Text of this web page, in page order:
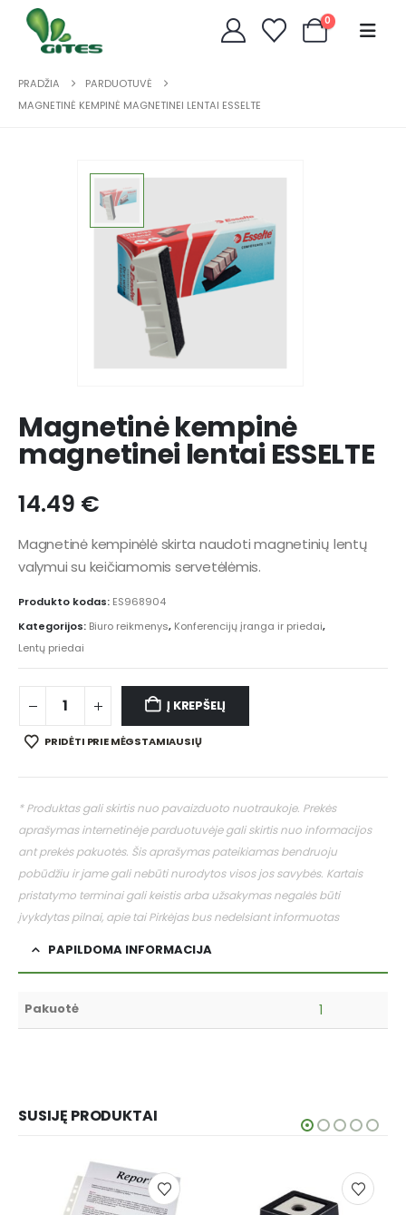
0
PRADŽIA
PARDUOTUVĖ
MAGNETINĖ KEMPINĖ MAGNETINEI LENTAI ESSELTE
Magnetinė kempinė
magnetinei lentai ESSELTE
14.49 €
Magnetinė kempinėlė skirta naudoti magnetinių lentų
valymui su keičiamomis servetėlėmis.
Produkto kodas: ES968904
Kategorijos: Biuro reikmenys, Konferencijų įranga ir priedai,
Lentų priedai
Į KREPŠELĮ
PRIDĖTI PRIE MĖGSTAMIAUSIŲ
* Produktas gali skirtis nuo pavaizduoto nuotraukoje. Prekės
aprašymas internetinėje parduotuvėje gali skirtis nuo informacijos
ant prekės pakuotės. Šis aprašymas pateikiamas bendruoju
pobūdžiu ir jame gali nebūti nurodytos visos jos savybės. Kartais
pristatymo terminai gali keistis arba užsakymas negalės būti
įvykdytas pilnai, apie tai Pirkėjas bus nedelsiant informuotas
PAPILDOMA INFORMACIJA
Pakuotė 1
SUSIJĘ PRODUKTAI